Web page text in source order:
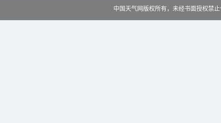
中国天气网版权所有，未经书面授权